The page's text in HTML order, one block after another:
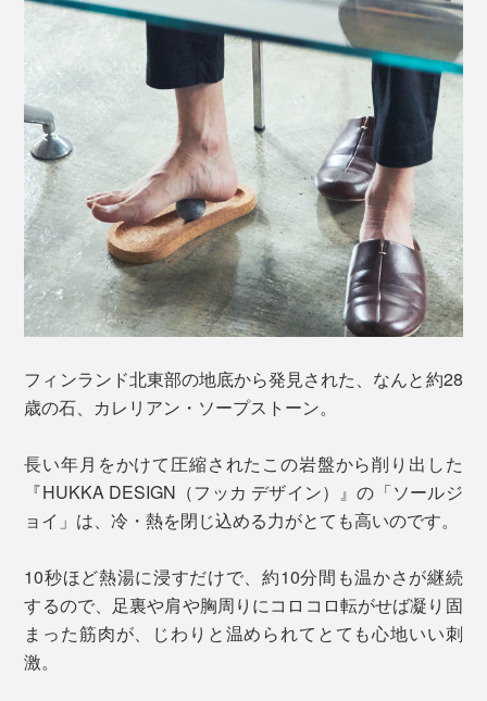
フィンランド北東部の地底から発見された、なんと約28
歳の石、カレリアン・ソープストーン。
長い年月をかけて圧縮されたこの岩盤から削り出した
『HUKKA DESIGN（フッカ デザイン）』の「ソールジ
ョイ」は、冷・熱を閉じ込める力がとても高いのです。
10秒ほど熱湯に浸すだけで、約10分間も温かさが継続
するので、足裏や肩や胸周りにコロコロ転がせば凝り固
まった筋肉が、じわりと温められてとても心地いい刺
激。